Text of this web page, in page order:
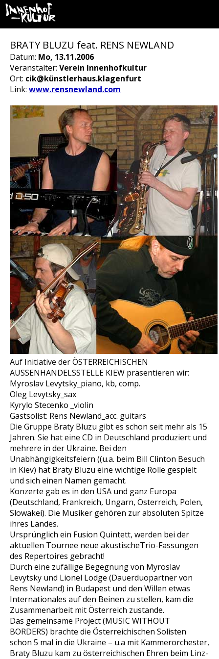
BRATY BLUZU feat. RENS NEWLAND
Datum: Mo, 13.11.2006
Veranstalter: Verein Innenhofkultur
Ort: cik@künstlerhaus.klagenfurt
Link: www.rensnewland.com
Auf Initiative der ÖSTERREICHISCHEN
AUSSENHANDELSSTELLE KIEW präsentieren wir:
Myroslav Levytsky_piano, kb, comp.
Oleg Levytsky_sax
Kyrylo Stecenko _violin
Gastsolist: Rens Newland_acc. guitars
Die Gruppe Braty Bluzu gibt es schon seit mehr als 15
Jahren. Sie hat eine CD in Deutschland produziert und
mehrere in der Ukraine. Bei den
Unabhängigkeitsfeiern ((u.a. beim Bill Clinton Besuch
in Kiev) hat Braty Bluzu eine wichtige Rolle gespielt
und sich einen Namen gemacht.
Konzerte gab es in den USA und ganz Europa
(Deutschland, Frankreich, Ungarn, Österreich, Polen,
Slowakei). Die Musiker gehören zur absoluten Spitze
ihres Landes.
Ursprünglich ein Fusion Quintett, werden bei der
aktuellen Tournee neue akustischeTrio-Fassungen
des Repertoires gebracht!
Durch eine zufällige Begegnung von Myroslav
Levytsky und Lionel Lodge (Dauerduopartner von
Rens Newland) in Budapest und den Willen etwas
Internationales auf den Beinen zu stellen, kam die
Zusammenarbeit mit Österreich zustande.
Das gemeinsame Project (MUSIC WITHOUT
BORDERS) brachte die Österreichischen Solisten
schon 5 mal in die Ukraine – u.a mit Kammerorchester,
Braty Bluzu kam zu österreichischen Ehren beim Linz-